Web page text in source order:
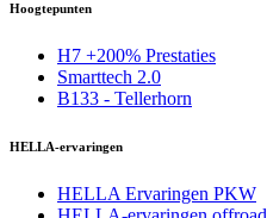
Hoogtepunten
H7 +200% Prestaties
Smarttech 2.0
B133 - Tellerhorn
HELLA-ervaringen
HELLA Ervaringen PKW